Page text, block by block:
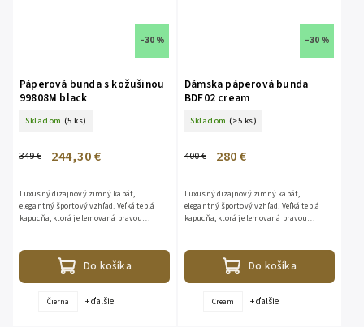
–30 %
Páperová bunda s kožušinou
99808M black
Skladom (5 ks)
349 € 244,30 €
Do košíka
Luxusný dizajnový zimný kabát,
elegantný športový vzhľad. Veľká teplá
kapucňa, ktorá je lemovaná pravou
veľkej...
Čierna + ďalšie
–30 %
Dámska páperová bunda
BDF02 cream
Skladom (>5 ks)
400 € 280 €
Do košíka
Luxusný dizajnový zimný kabát,
elegantný športový vzhľad. Veľká teplá
kapucňa, ktorá je lemovaná pravou
veľkej...
Cream + ďalšie